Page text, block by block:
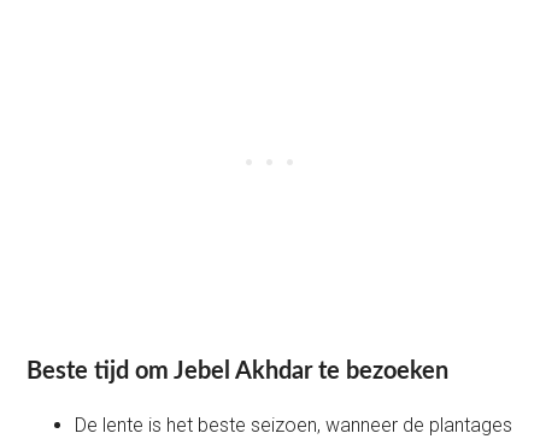
Beste tijd om Jebel Akhdar te bezoeken
De lente is het beste seizoen, wanneer de plantages